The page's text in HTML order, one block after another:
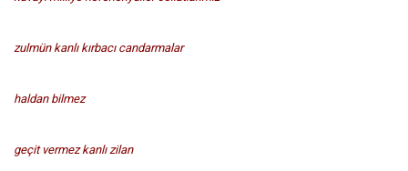
zulmün kanlı kırbacı candarmalar
haldan bilmez
geçit vermez kanlı zilan